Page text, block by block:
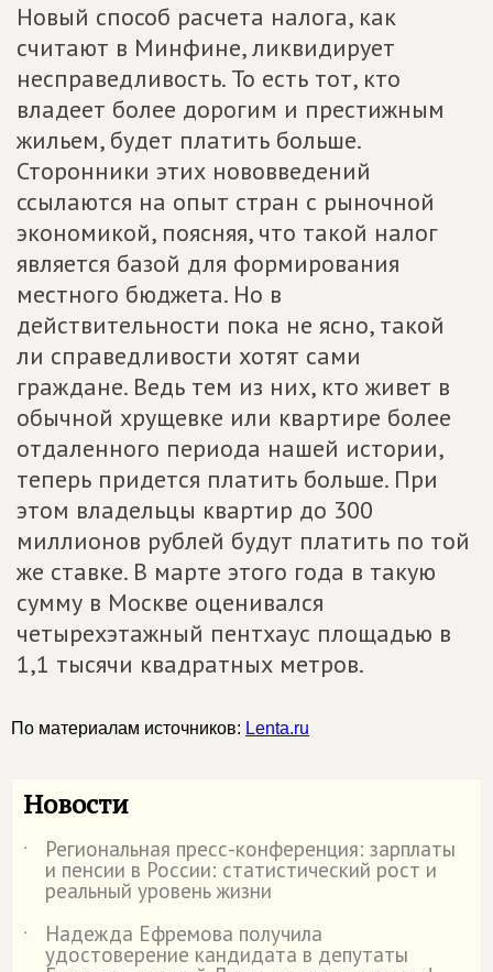
Новый способ расчета налога, как
считают в Минфине, ликвидирует
несправедливость. То есть тот, кто
владеет более дорогим и престижным
жильем, будет платить больше.
Сторонники этих нововведений
ссылаются на опыт стран с рыночной
экономикой, поясняя, что такой налог
является базой для формирования
местного бюджета. Но в
действительности пока не ясно, такой
ли справедливости хотят сами
граждане. Ведь тем из них, кто живет в
обычной хрущевке или квартире более
отдаленного периода нашей истории,
теперь придется платить больше. При
этом владельцы квартир до 300
миллионов рублей будут платить по той
же ставке. В марте этого года в такую
сумму в Москве оценивался
четырехэтажный пентхаус площадью в
1,1 тысячи квадратных метров.
По материалам источников: Lenta.ru
Новости
˙ Региональная пресс-конференция: зарплаты
и пенсии в России: статистический рост и
реальный уровень жизни
˙
Надежда Ефремова получила
удостоверение кандидата в депутаты